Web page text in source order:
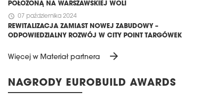
POŁOŻONĄ NA WARSZAWSKIEJ WOLI
schedule 07 października 2024
REWITALIZACJA ZAMIAST NOWEJ ZABUDOWY –
ODPOWIEDZIALNY ROZWÓJ W CITY POINT TARGÓWEK
Więcej w Materiał partnera arrow_forward
NAGRODY EUROBUILD AWARDS